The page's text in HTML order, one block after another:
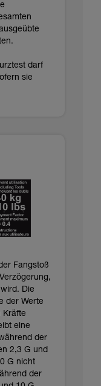
darf
sie
Fangstoß
Die
der Werte
Kräfte
eine
der
2,3 G und
G nicht
der